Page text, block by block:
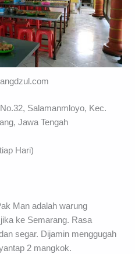
Salamanmloyo, Kec.
Jawa Tengah
Hari)
Man adalah warung
ke Semarang. Rasa
segar. Dijamin menggugah
2 mangkok.